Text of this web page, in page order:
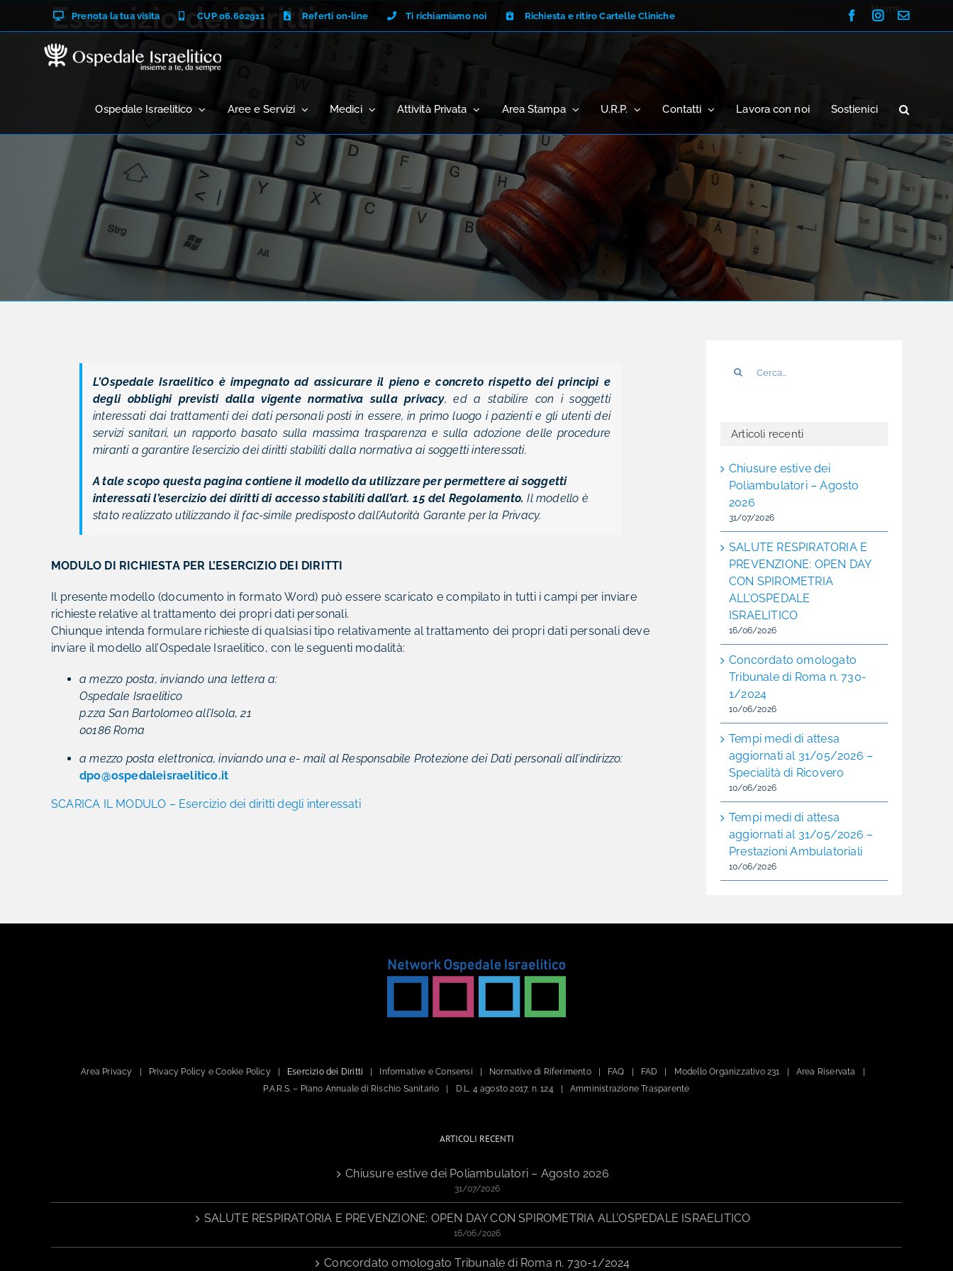
contenuto
Prenota la tua visita CUP 06.602911 Referti on-line Ti richiamiamo noi Richiesta e ritiro Cartelle Cliniche FacebookInstagram
Email
Ospedale Israelitico Aree e Servizi Medici Attività Privata Area Stampa U.R.P. Contatti Lavora con noi Sostienici
Esercizio dei Diritti Home
L’Ospedale Israelitico è impegnato ad assicurare il pieno e concreto rispetto dei principi e
degli obblighi previsti dalla vigente normativa sulla privacy, ed a stabilire con i soggetti
interessati dai trattamenti dei dati personali posti in essere, in primo luogo i pazienti e gli utenti dei
servizi sanitari, un rapporto basato sulla massima trasparenza e sulla adozione delle procedure
miranti a garantire l’esercizio dei diritti stabiliti dalla normativa ai soggetti interessati.
A tale scopo questa pagina contiene il modello da utilizzare per permettere ai soggetti
interessati l’esercizio dei diritti di accesso stabiliti dall’art. 15 del Regolamento. Il modello è
stato realizzato utilizzando il fac-simile predisposto dall’Autorità Garante per la Privacy.
MODULO DI RICHIESTA PER L’ESERCIZIO DEI DIRITTI
Il presente modello (documento in formato Word) può essere scaricato e compilato in tutti i campi per inviare
richieste relative al trattamento dei propri dati personali.
Chiunque intenda formulare richieste di qualsiasi tipo relativamente al trattamento dei propri dati personali deve
inviare il modello all’Ospedale Israelitico, con le seguenti modalità:
a mezzo posta, inviando una lettera a:
Ospedale Israelitico
p.zza San Bartolomeo all’Isola, 21
00186 Roma
a mezzo posta elettronica, inviando una e- mail al Responsabile Protezione dei Dati personali all’indirizzo:
dpo@ospedaleisraelitico.it
SCARICA IL MODULO – Esercizio dei diritti degli interessati
per:
Articoli recenti
Chiusure estive dei
Poliambulatori – Agosto
2026
31/07/2026
SALUTE RESPIRATORIA E
PREVENZIONE: OPEN DAY
CON SPIROMETRIA
ALL’OSPEDALE
ISRAELITICO
16/06/2026
Concordato omologato
Tribunale di Roma n. 730-
1/2024
10/06/2026
Tempi medi di attesa
aggiornati al 31/05/2026 –
Specialità di Ricovero
10/06/2026
Tempi medi di attesa
aggiornati al 31/05/2026 –
Prestazioni Ambulatoriali
10/06/2026
Area Privacy Privacy Policy e Cookie Policy Esercizio dei Diritti Informative e Consensi Normative di Riferimento FAQ FAD Modello Organizzativo 231
Area Riservata
P.A.R.S. – Piano Annuale di Rischio Sanitario
D.L. 4 agosto 2017, n. 124 Amministrazione Trasparente
ARTICOLI RECENTI
Chiusure estive dei Poliambulatori – Agosto 2026
31/07/2026
SALUTE RESPIRATORIA E PREVENZIONE: OPEN DAY CON SPIROMETRIA ALL’OSPEDALE ISRAELITICO
16/06/2026
Concordato omologato Tribunale di Roma n. 730-1/2024